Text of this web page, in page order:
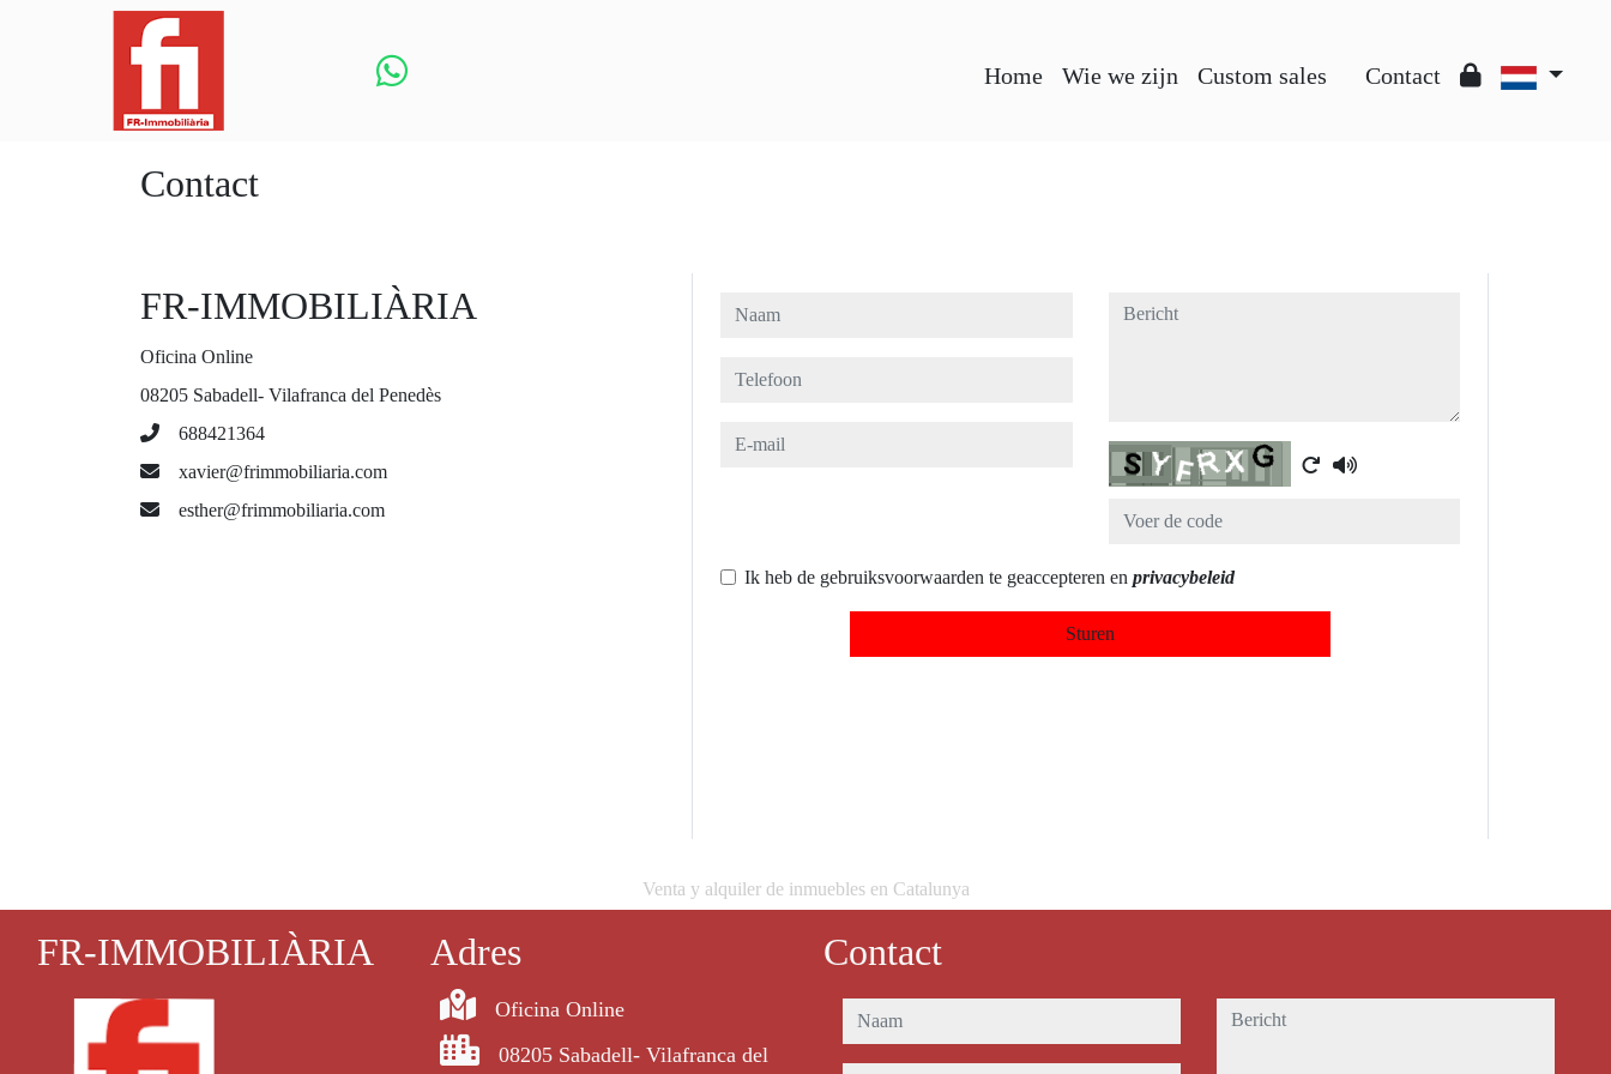
Home Wie we zijn Custom sales Contact
Contact
FR-IMMOBILIÀRIA
Oficina Online
08205 Sabadell- Vilafranca del Penedès
688421364
xavier@frimmobiliaria.com
esther@frimmobiliaria.com
Naam
Telefoon
E-mail
Bericht
Captcha
Ik heb de gebruiksvoorwaarden te geaccepteren en privacybeleid
Sturen
Venta y alquiler de inmuebles en Catalunya
FR-IMMOBILIÀRIA Adres
Oficina Online
08205 Sabadell- Vilafranca del
Contact
naam bericht